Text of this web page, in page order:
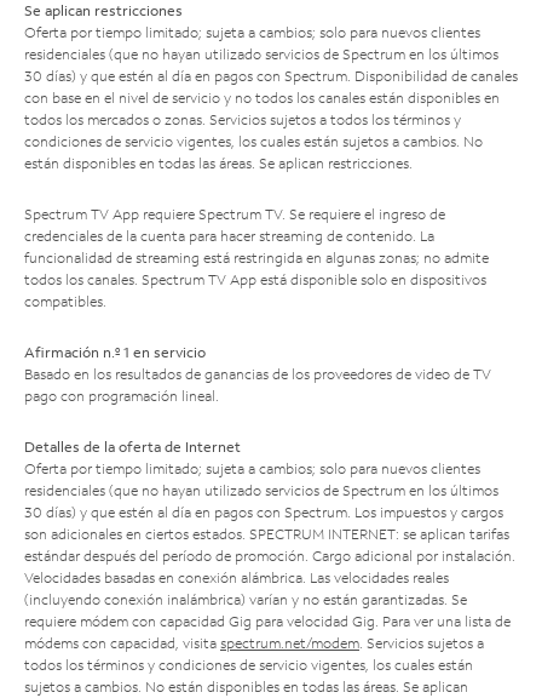
Se aplican restricciones
Oferta por tiempo limitado; sujeta a cambios; solo para nuevos clientes
residenciales (que no hayan utilizado servicios de Spectrum en los últimos
30 días) y que estén al día en pagos con Spectrum. Disponibilidad de canales
con base en el nivel de servicio y no todos los canales están disponibles en
todos los mercados o zonas. Servicios sujetos a todos los términos y
condiciones de servicio vigentes, los cuales están sujetos a cambios. No
están disponibles en todas las áreas. Se aplican restricciones.
Spectrum TV App requiere Spectrum TV. Se requiere el ingreso de
credenciales de la cuenta para hacer streaming de contenido. La
funcionalidad de streaming está restringida en algunas zonas; no admite
todos los canales. Spectrum TV App está disponible solo en dispositivos
compatibles.
Afirmación n.º 1 en servicio
Basado en los resultados de ganancias de los proveedores de video de TV
pago con programación lineal.
Detalles de la oferta de Internet
Oferta por tiempo limitado; sujeta a cambios; solo para nuevos clientes
residenciales (que no hayan utilizado servicios de Spectrum en los últimos
30 días) y que estén al día en pagos con Spectrum. Los impuestos y cargos
son adicionales en ciertos estados. SPECTRUM INTERNET: se aplican tarifas
estándar después del período de promoción. Cargo adicional por instalación.
Velocidades basadas en conexión alámbrica. Las velocidades reales
(incluyendo conexión inalámbrica) varían y no están garantizadas. Se
requiere módem con capacidad Gig para velocidad Gig. Para ver una lista de
módems con capacidad, visita spectrum.net/modem. Servicios sujetos a
todos los términos y condiciones de servicio vigentes, los cuales están
sujetos a cambios. No están disponibles en todas las áreas. Se aplican